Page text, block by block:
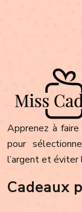
Apprenez à
pour
l’argent et éviter
Cadeaux